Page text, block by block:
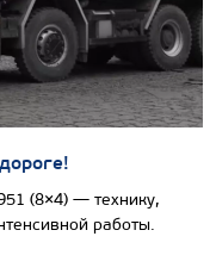
(8×4) — технику,
работы.